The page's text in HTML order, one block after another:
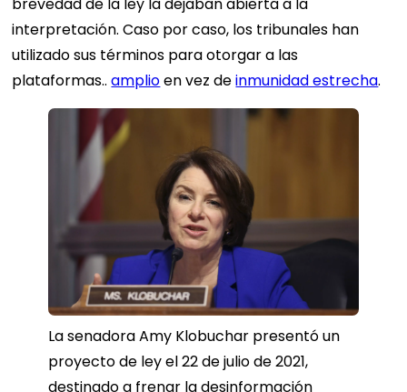
brevedad de la ley la dejaban abierta a la
interpretación. Caso por caso, los tribunales han
utilizado sus términos para otorgar a las
plataformas..amplioen vez deinmunidad estrecha.
La senadora Amy Klobuchar presentó un
proyecto de ley el 22 de julio de 2021,
destinado a frenar la desinformación